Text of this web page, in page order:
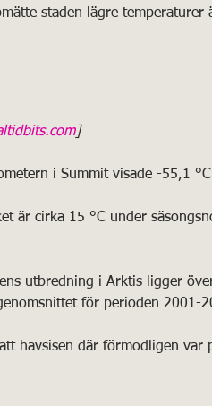
staden lägre temperaturer
]
i Summit visade -55,1
är cirka 15 °C under
utbredning i Arktis ligger
för perioden 2001-
havsisen där förmodligen var